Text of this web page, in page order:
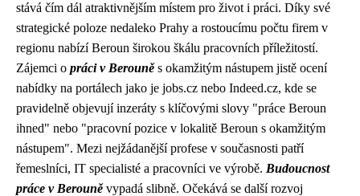
stává čím dál atraktivnějším místem pro život i práci. Díky své
strategické poloze nedaleko Prahy a rostoucímu počtu firem v
regionu nabízí Beroun širokou škálu pracovních příležitostí.
Zájemci o práci v Berouněs okamžitým nástupem jistě ocení
nabídky na portálech jako je jobs.cz nebo Indeed.cz, kde se
pravidelně objevují inzeráty s klíčovými slovy "práce Beroun
ihned" nebo "pracovní pozice v lokalitě Beroun s okamžitým
nástupem". Mezi nejžádanější profese v současnosti patří
řemeslníci, IT specialisté a pracovníci ve výrobě. Budoucnost
práce v Berouněvypadá slibně. Očekává se další rozvoj